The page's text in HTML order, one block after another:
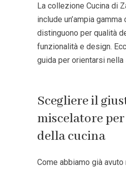
La collezione Cucina di
include un’ampia
distinguono per qualità
funzionalità e design.
guida per orientarsi nella
Scegliere il
miscelatore
della cucina
Come abbiamo già